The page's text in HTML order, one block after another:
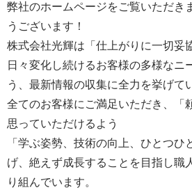
弊社のホームページをご覧いただき
うございます！
株式会社光輝は「仕上がりに一切妥
日々変化し続けるお客様の多様なニ
う、最新情報の収集に全力を挙げて
全てのお客様にご満足いただき、「
思っていただけるよう
「学ぶ姿勢、技術の向上、ひとつひ
げ、絶えず成長することを目指し職
り組んでいます。